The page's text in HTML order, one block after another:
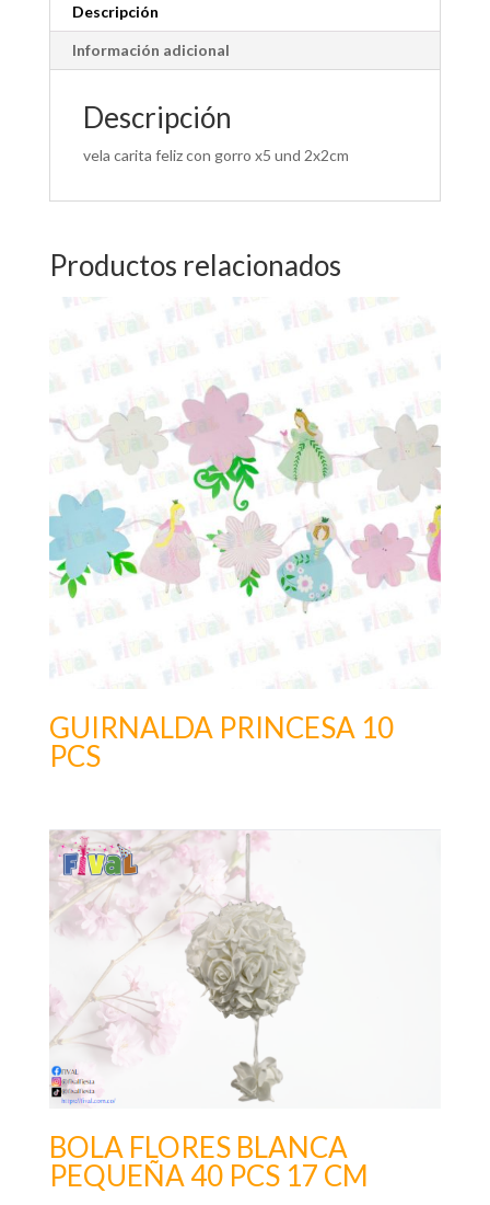
Descripción
Información adicional
Descripción
vela carita feliz con gorro x5 und 2x2cm
Productos relacionados
GUIRNALDA PRINCESA 10
PCS
BOLA FLORES BLANCA
PEQUEÑA 40 PCS 17 CM